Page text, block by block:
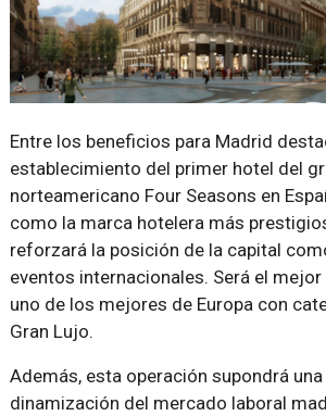
Entre los beneficios para Madrid
establecimiento del primer hotel del
norteamericano Four Seasons en
como la marca hotelera más
reforzará la posición de la capital
eventos internacionales. Será el
uno de los mejores de Europa con
Gran Lujo.
Además, esta operación supondrá
dinamización del mercado laboral